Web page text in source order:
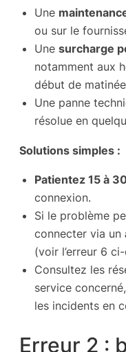
Une
ou sur le
Une surcharge
notamment aux
début de
Une panne
résolue en
Solutions simples :
Patientez 15 à
connexion.
Si le problème
connecter via un
(voir l’erreur 6
Consultez les
service
les incidents en
Erreur 2 :